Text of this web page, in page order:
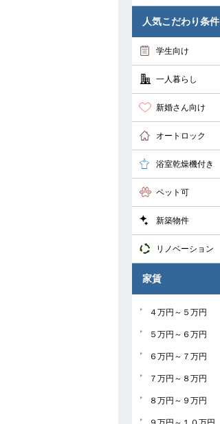
人気こだわり条件
学生向け
一人暮らし
新婚さん向け
オートロック
浴室乾燥機付き
ペット可
新築物件
リノベーション
家賃
４万円～５万円
５万円～６万円
６万円～７万円
７万円～８万円
８万円～９万円